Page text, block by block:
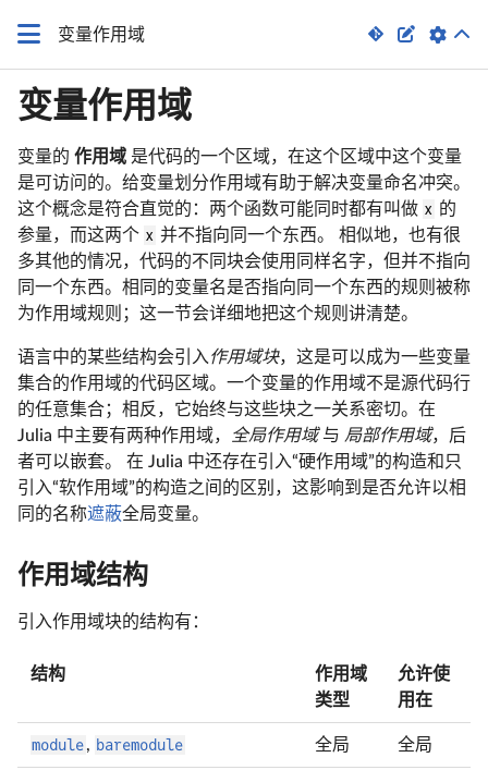
变量作用域  
变量作用域
变量的 作用域 是代码的一个区域，在这个区域中这个变量
是可访问的。给变量划分作用域有助于解决变量命名冲突。
这个概念是符合直觉的：两个函数可能同时都有叫做 x 的
参量，而这两个 x 并不指向同一个东西。 相似地，也有很
多其他的情况，代码的不同块会使用同样名字，但并不指向
同一个东西。相同的变量名是否指向同一个东西的规则被称
为作用域规则；这一节会详细地把这个规则讲清楚。
语言中的某些结构会引入 作用域块，这是可以成为一些变量
集合的作用域的代码区域。一个变量的作用域不是源代码行
的任意集合；相反，它始终与这些块之一关系密切。在
Julia 中主要有两种作用域，
全局作用域与 局部作用域，后
者可以嵌套。 在 Julia 中还存在引入“硬作用域”的构造和只
引入“软作用域”的构造之间的区别，这影响到是否允许以相
同的名称遮蔽全局变量。
作用域结构
引入作用域块的结构有：
结构
作用域
类型
允许使
用在
module, baremodule 全局 全局